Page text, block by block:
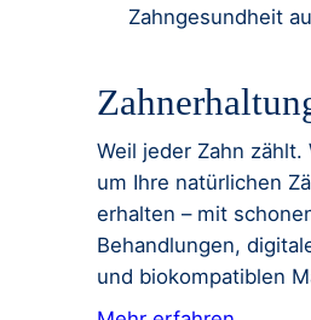
Zahngesundheit
Weil jeder Zahn zählt.
um Ihre natürlichen
erhalten – mit
Behandlungen,
und biokompatiblen